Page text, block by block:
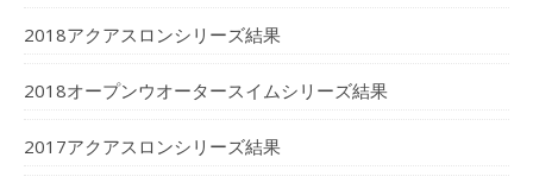
2018アクアスロンシリーズ結果
2018オープンウオータースイムシリーズ結果
2017アクアスロンシリーズ結果